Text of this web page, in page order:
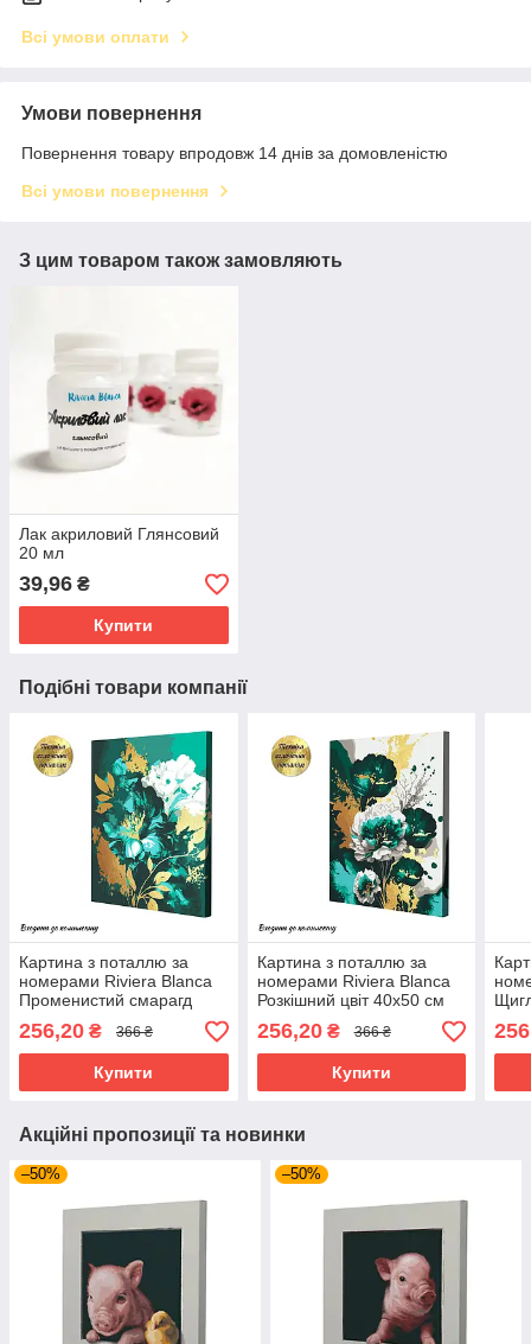
Всі умови оплати
Умови повернення
Повернення товару впродовж 14 днів за домовленістю
Всі умови повернення
З цим товаром також замовляють
Лак акриловий Глянсовий
20 мл
39,96 ₴
Купити
Подібні товари компанії
Картина з поталлю за
номерами Riviera Blanca
Променистий смарагд
256,20 ₴ 366 ₴
Купити
Картина з поталлю за
номерами Riviera Blanca
Розкішний цвіт 40x50 см
256,20₴ 366 ₴
Купити
Акційні пропозиції та новинки
–50% –50%